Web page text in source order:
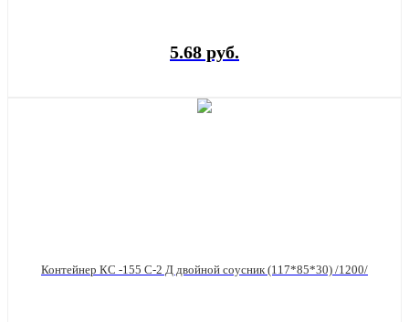
5.68 руб.
Контейнер КС -155 С-2 Д двойной соусник (117*85*30) /1200/